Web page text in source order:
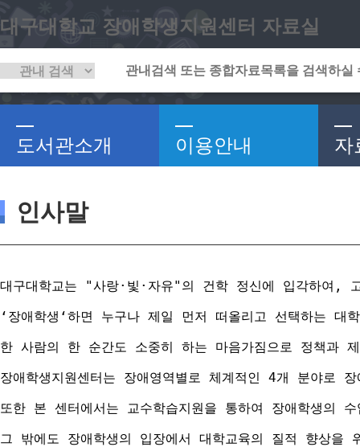
대구대학교 장애학생지원센터 자료실
도서관소개 이용안내 자
인사말
대구대학교는 "사랑·빛·자유"의 건학 정신에 입각하여,
‘장애학생‘하면 누구나 제일 먼저 떠올리고 선택하는 대
한 사람의 한 순간도 소중히 하는 마음가짐으로 정책과
장애학생지원센터는 장애영역별로 체계적인 4개 분야
또한 본 센터에서는 교수학습지원을 통하여 장애학생의
그 밖에도 장애학생의 입장에서 대학교육의 질적 향상